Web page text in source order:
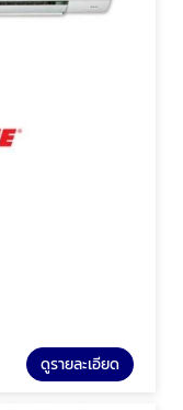
ดูรายละเอียด